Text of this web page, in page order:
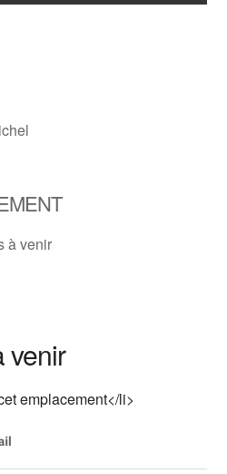
à venir
venir
emplacement</li>